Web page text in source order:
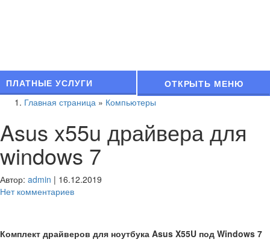
ОТКРЫТЬ МЕНЮ
ПЛАТНЫЕ УСЛУГИ
Главная страница » Компьютеры
Asus x55u драйвера для
windows 7
Автор: admin | 16.12.2019
Нет комментариев
Комплект драйверов для ноутбука Asus X55U под Windows 7